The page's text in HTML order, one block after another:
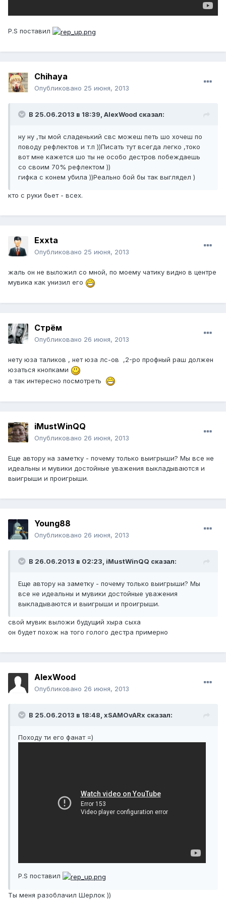
P.S поставил
Chihaya
Опубликовано 25 июня, 2013
В 25.06.2013 в 18:39, AlexWood сказал:
ну ну ,ты мой сладенький свс можеш петь шо хочеш по
поводу рефлектов и т.п ))Писать тут всегда легко ,токо
вот мне кажется шо ты не особо дестров побеждаешь
со своим 70% рефлектом ))
гифка с конем убила ))Реально бой бы так выглядел )
кто с руки бьет - всех.
Exxta
Опубликовано 25 июня, 2013
жаль он не выложил со мной, по моему чатику видно в центре
мувика как унизил его
Стрём
Опубликовано 26 июня, 2013
нету юза таликов , нет юза лс-ов ,2-ро профный раш должен
юзаться кнопками
а так интересно посмотреть
iMustWinQQ
Опубликовано 26 июня, 2013
Еще автору на заметку - почему только выигрыши? Мы все не
идеальны и мувики достойные уважения выкладываются и
выигрыши и проигрыши.
Young88
Опубликовано 26 июня, 2013
В 26.06.2013 в 02:23, iMustWinQQ сказал:
Еще автору на заметку - почему только выигрыши? Мы
все не идеальны и мувики достойные уважения
выкладываются и выигрыши и проигрыши.
свой мувик выложи будущий хыра сыха
он будет похож на того голого дестра примерно
AlexWood
Опубликовано 26 июня, 2013
В 25.06.2013 в 18:48, xSAMOvARx сказал:
Походу ти его фанат =)
P.S поставил
Ты меня разоблачил Шерлок ))